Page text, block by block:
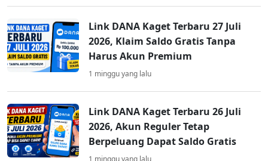
Link DANA Kaget Terbaru 27 Juli
2026, Klaim Saldo Gratis Tanpa
Harus Akun Premium
1 minggu yang lalu
Link DANA Kaget Terbaru 26 Juli
2026, Akun Reguler Tetap
Berpeluang Dapat Saldo Gratis